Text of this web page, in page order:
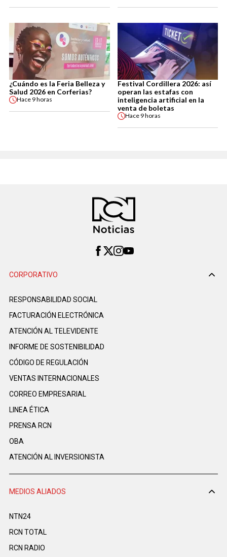
¿Cuándo es la Feria Belleza y
Salud 2026 en Corferias?
Hace 9 horas
Festival Cordillera 2026: así
operan las estafas con
inteligencia artificial en la
venta de boletas
Hace 9 horas
CORPORATIVO
RESPONSABILIDAD SOCIAL
FACTURACIÓN ELECTRÓNICA
ATENCIÓN AL TELEVIDENTE
INFORME DE SOSTENIBILIDAD
CÓDIGO DE REGULACIÓN
VENTAS INTERNACIONALES
CORREO EMPRESARIAL
LINEA ÉTICA
PRENSA RCN
OBA
ATENCIÓN AL INVERSIONISTA
MEDIOS ALIADOS
NTN24
RCN TOTAL
RCN RADIO